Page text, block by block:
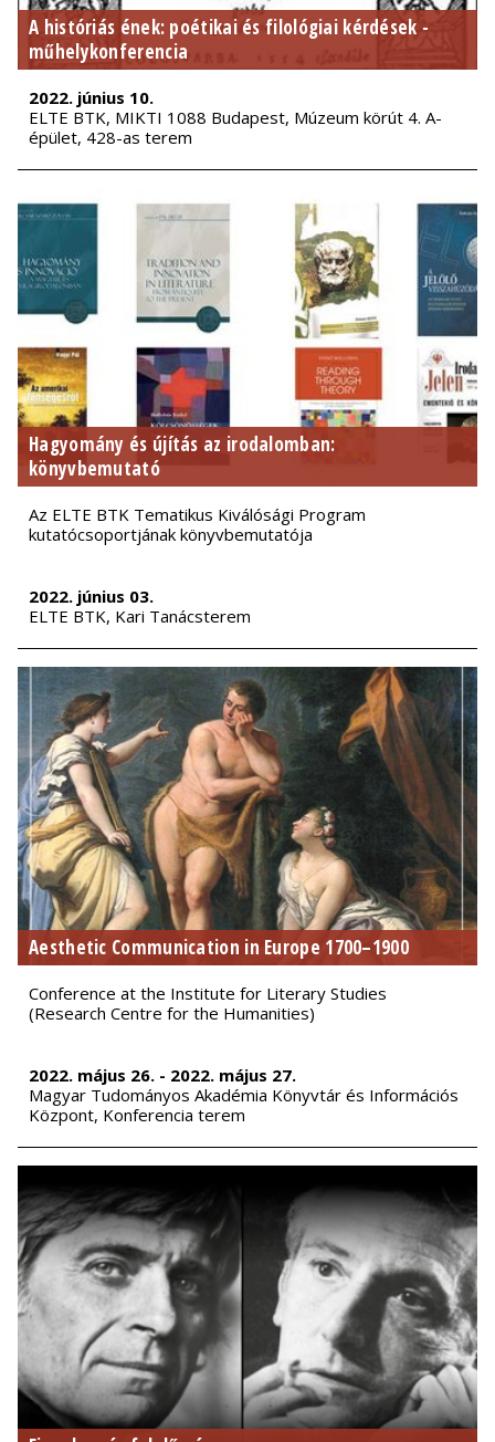
A históriás ének: poétikai és filológiai kérdések -
műhelykonferencia
2022. június 10.
ELTE BTK, MIKTI 1088 Budapest, Múzeum körút 4. A-
épület, 428-as terem
Hagyomány és újítás az irodalomban:
könyvbemutató
Az ELTE BTK Tematikus Kiválósági Program
kutatócsoportjának könyvbemutatója
2022. június 03.
ELTE BTK, Kari Tanácsterem
Aesthetic Communication in Europe 1700–1900
Conference at the Institute for Literary Studies
(Research Centre for the Humanities)
2022. május 26. - 2022. május 27.
Magyar Tudományos Akadémia Könyvtár és Információs
Központ, Konferencia terem